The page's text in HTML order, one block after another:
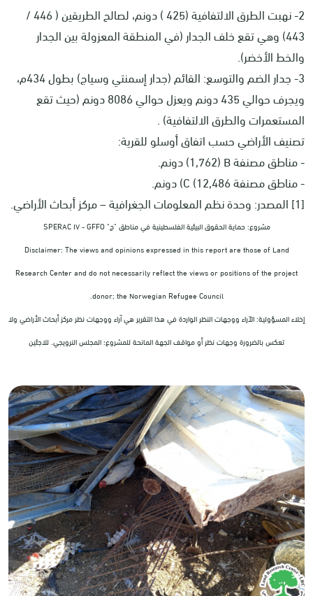
2- نهبت الطرق الالتفافية (425 ) دونم، لصالح الطريقين ( 446 /
443) وهي تقع خلف الجدار (في المنطقة المعزولة بين الجدار
والخط الأخضر).
3- جدار الضم والتوسع: القائم (جدار إسمنتي وسياج) بطول 434م،
ويجرف حوالي 435 دونم ويعزل حوالي 8086 دونم (حيث تقع
المستعمرات والطرق الالتفافية) .
تصنيف الأراضي حسب اتفاق أوسلو للقرية:
- مناطق مصنفةB(1,762) دونم.
- مناطق مصنفة 12,486)
C) دونم.
[1] المصدر: وحدة نظم المعلومات الجغرافية – مركز أبحاث الأراضي.
مشروع: حماية الحقوق البيئية الفلسطينية في مناطق "ج"SPERAC IV - GFFO
Disclaimer: The views and opinions expressed in this report are those of Land
Research Center and do not necessarily reflect the views or positions of the project
donor; the Norwegian Refugee Council
.
إخلاء المسؤولية: الآراء ووجهات النظر الواردة في هذا التقرير هي آراء ووجهات نظر مركز أبحاث الأراضي ولا
تعكس بالضرورة وجهات نظر أو مواقف الجهة المانحة للمشروع؛ المجلس النرويجي. للاجئين